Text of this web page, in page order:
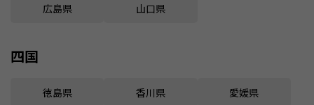
広島県 山口県
四国
徳島県 香川県 愛媛県